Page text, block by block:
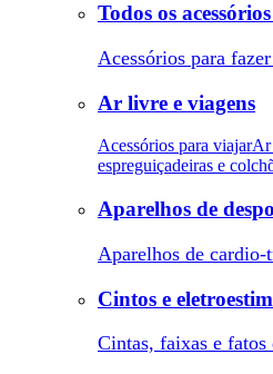
Todos os
Acessórios para
Ar livre e viagens
Acessórios para viajarAr
espreguiçadeiras e
Aparelhos de
Aparelhos de cardio-
Cintos e
Cintas, faixas e fatos